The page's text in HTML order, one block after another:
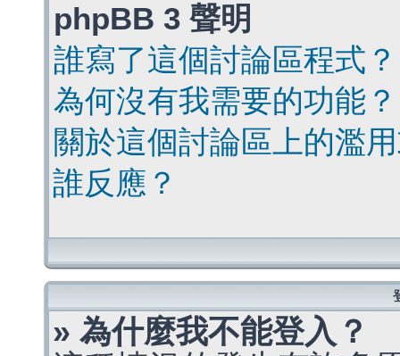
phpBB 3 聲明
誰寫了這個討論區程式？
為何沒有我需要的功能？
關於這個討論區上的濫
誰反應？
» 為什麼我不能登入？